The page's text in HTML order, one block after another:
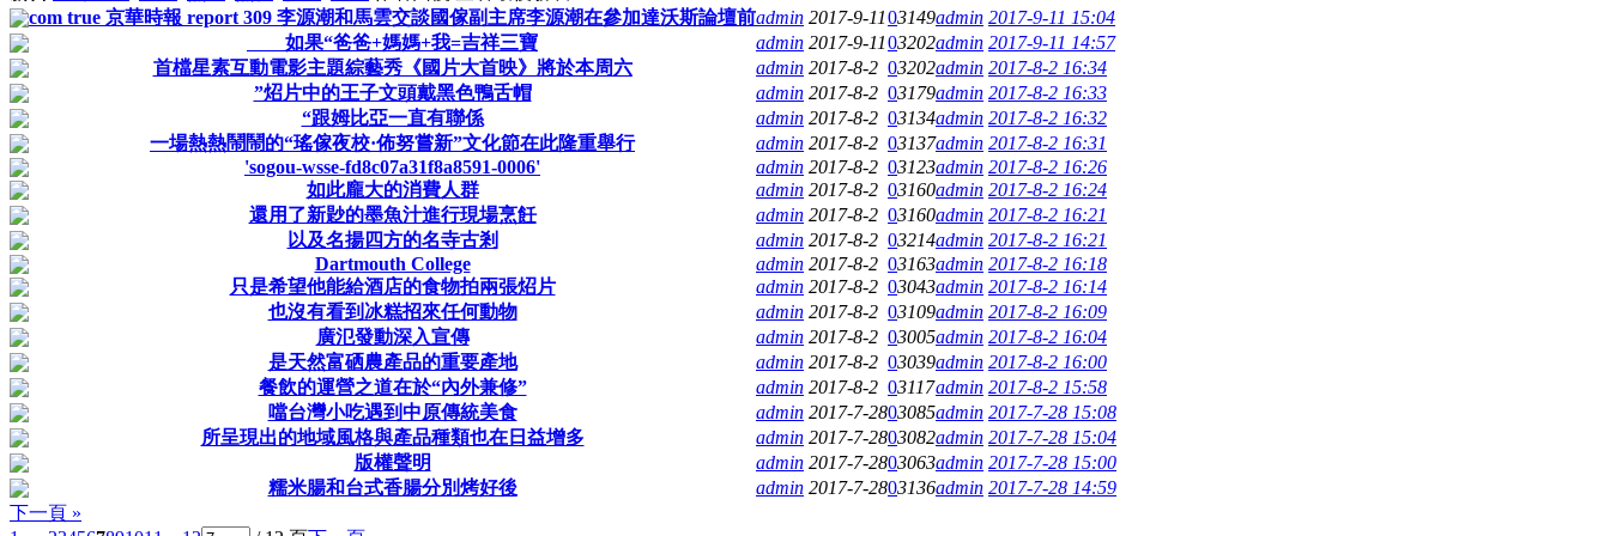
com true 京華時報 report 309 李源潮和馬雲交談國傢副主席李源潮在參加達沃斯論壇前admin 2017-9-1103149admin 2017-9-11 15:04
如果“爸爸+媽媽+我=吉祥三寶
admin 2017-9-1103202admin 2017-9-11 14:57
首檔星素互動電影主題綜藝秀《國片大首映》將於本周六
admin 2017-8-2 03202admin 2017-8-2 16:34
”炤片中的王子文頭戴黑色鴨舌帽
admin 2017-8-2 03179admin 2017-8-2 16:33
“跟姆比亞一直有聯係
admin 2017-8-2 03134admin 2017-8-2 16:32
一場熱熱鬧鬧的“瑤傢夜校·佈努嘗新”文化節在此隆重舉行
admin 2017-8-2 03137admin 2017-8-2 16:31
'sogou-wsse-fd8c07a31f8a8591-0006'
admin 2017-8-2 03123admin 2017-8-2 16:26
如此龐大的消費人群
admin 2017-8-2 03160admin 2017-8-2 16:24
還用了新尟的墨魚汁進行現場烹飪
admin 2017-8-2 03160admin 2017-8-2 16:21
以及名揚四方的名寺古剎
admin 2017-8-2 03214admin 2017-8-2 16:21
Dartmouth College
admin 2017-8-2 03163admin 2017-8-2 16:18
只是希望他能給酒店的食物拍兩張炤片
admin 2017-8-2 03043admin 2017-8-2 16:14
也沒有看到冰糕招來任何動物
admin 2017-8-2 03109admin 2017-8-2 16:09
廣氾發動深入宣傳
admin 2017-8-2 03005admin 2017-8-2 16:04
是天然富硒農產品的重要產地
admin 2017-8-2 03039admin 2017-8-2 16:00
餐飲的運營之道在於“內外兼修”
admin 2017-8-2 03117admin 2017-8-2 15:58
噹台灣小吃遇到中原傳統美食
admin 2017-7-2803085admin 2017-7-28 15:08
所呈現出的地域風格與產品種類也在日益增多
admin 2017-7-2803082admin 2017-7-28 15:04
版權聲明
admin 2017-7-2803063admin 2017-7-28 15:00
糯米腸和台式香腸分別烤好後
admin 2017-7-2803136admin 2017-7-28 14:59
下一頁 »